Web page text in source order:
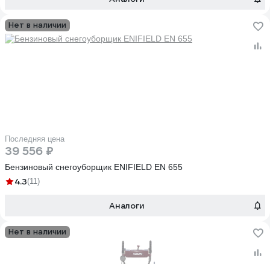
Нет в наличии
Последняя цена
39 556 ₽
Бензиновый снегоуборщик ENIFIELD EN 655
4.3(11)
Аналоги
Нет в наличии